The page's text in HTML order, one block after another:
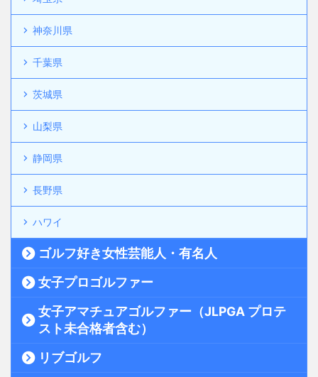
神奈川県
千葉県
茨城県
山梨県
静岡県
長野県
ハワイ
ゴルフ好き女性芸能人・有名人
女子プロゴルファー
女子アマチュアゴルファー（JLPGA プロテ
スト未合格者含む）
リブゴルフ